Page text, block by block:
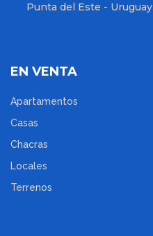
Punta del Este - Uruguay
EN VENTA
Apartamentos
Casas
Chacras
Locales
Terrenos